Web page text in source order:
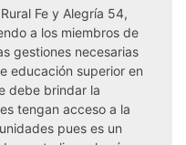
Fe y Alegría 54,
a los miembros de
gestiones necesarias
educación superior en
debe brindar la
tengan acceso a la
pues es un